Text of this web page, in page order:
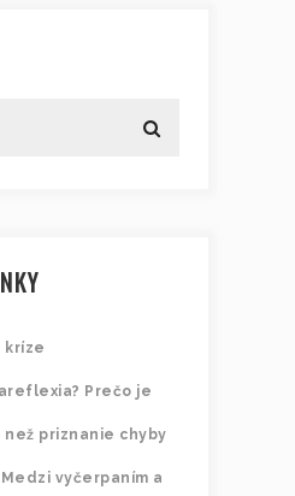
kríze
Prečo je
priznanie chyby
vyčerpaním a